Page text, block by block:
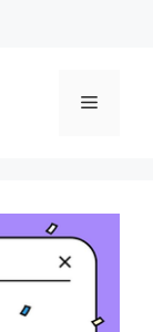
Menu